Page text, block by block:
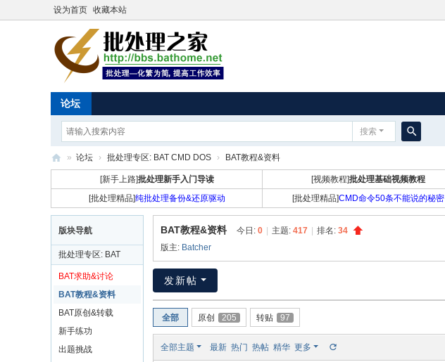
设为首页 收藏本站
论坛
搜索
索
理
家
» 论坛 › 批处理专区: BAT CMD DOS › BAT教程&资料
[新手上路]批处理新手入门导读 [视频教程]批处理基础视频教程
[批处理精品]纯批处理备份&还原驱动 [批处理精品]CMD命令50条不能说的秘密
版块导航
批处理专区: BAT
CMD DOS
BAT求助&讨论
BAT教程&资料
BAT原创&转载
新手练功
出题挑战
BAT教程&资料 今日: 0 主题: 417 排名: 34
版主: Batcher
发新帖
全部 原创 205 转贴 97
全部主题 最新 热门 热帖 精华 更多